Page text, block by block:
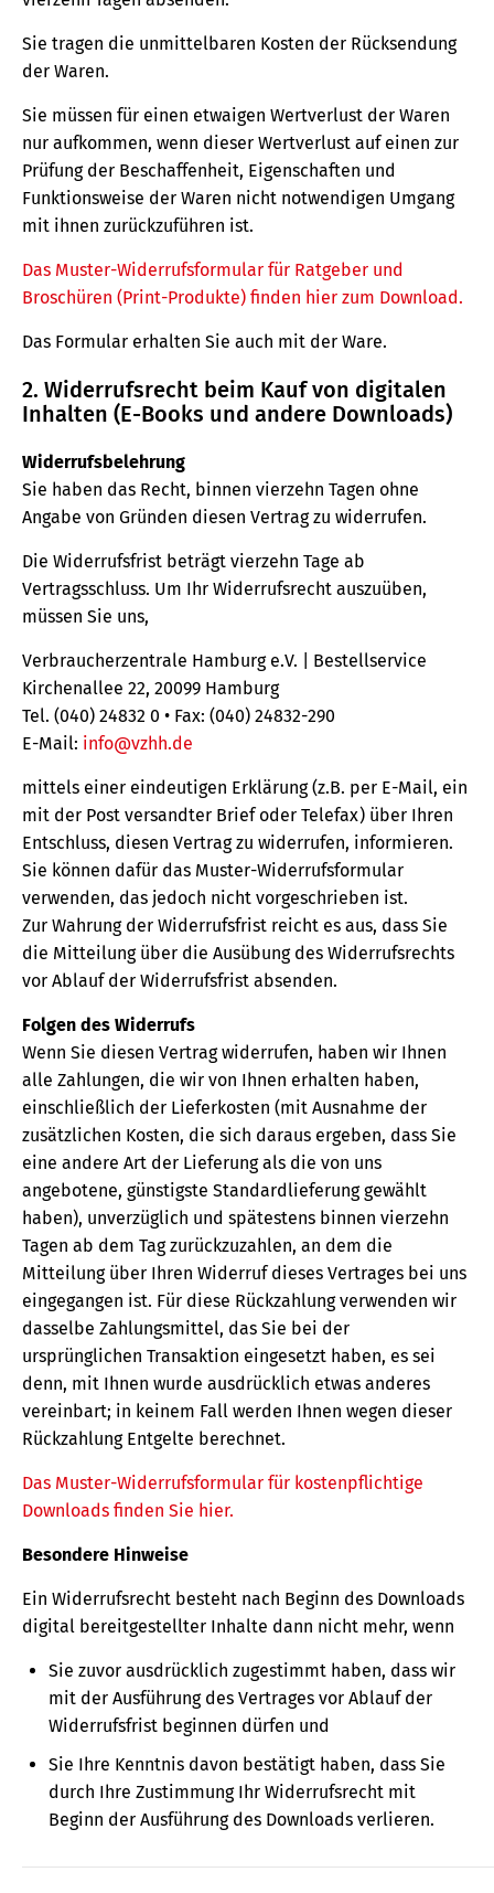
Sie tragen die unmittelbaren Kosten der Rücksendung
der Waren.
Sie müssen für einen etwaigen Wertverlust der Waren
nur aufkommen, wenn dieser Wertverlust auf einen zur
Prüfung der Beschaffenheit, Eigenschaften und
Funktionsweise der Waren nicht notwendigen Umgang
mit ihnen zurückzuführen ist.
Das Muster-Widerrufsformular für Ratgeber und
Broschüren (Print-Produkte) finden hier zum Download.
Das Formular erhalten Sie auch mit der Ware.
2. Widerrufsrecht beim Kauf von digitalen
Inhalten (E-Books und andere Downloads)
Widerrufsbelehrung
Sie haben das Recht, binnen vierzehn Tagen ohne
Angabe von Gründen diesen Vertrag zu widerrufen.
Die Widerrufsfrist beträgt vierzehn Tage ab
Vertragsschluss. Um Ihr Widerrufsrecht auszuüben,
müssen Sie uns,
Verbraucherzentrale Hamburg e.V. | Bestellservice
Kirchenallee 22, 20099 Hamburg
Tel. (040) 24832 0 • Fax: (040) 24832-290
E-Mail: info@vzhh.de
mittels einer eindeutigen Erklärung (z.B. per E-Mail, ein
mit der Post versandter Brief oder Telefax) über Ihren
Entschluss, diesen Vertrag zu widerrufen, informieren.
Sie können dafür das Muster-Widerrufsformular
verwenden, das jedoch nicht vorgeschrieben ist.
Zur Wahrung der Widerrufsfrist reicht es aus, dass Sie
die Mitteilung über die Ausübung des Widerrufsrechts
vor Ablauf der Widerrufsfrist absenden.
Folgen des Widerrufs
Wenn Sie diesen Vertrag widerrufen, haben wir Ihnen
alle Zahlungen, die wir von Ihnen erhalten haben,
einschließlich der Lieferkosten (mit Ausnahme der
zusätzlichen Kosten, die sich daraus ergeben, dass Sie
eine andere Art der Lieferung als die von uns
angebotene, günstigste Standardlieferung gewählt
haben), unverzüglich und spätestens binnen vierzehn
Tagen ab dem Tag zurückzuzahlen, an dem die
Mitteilung über Ihren Widerruf dieses Vertrages bei uns
eingegangen ist. Für diese Rückzahlung verwenden wir
dasselbe Zahlungsmittel, das Sie bei der
ursprünglichen Transaktion eingesetzt haben, es sei
denn, mit Ihnen wurde ausdrücklich etwas anderes
vereinbart; in keinem Fall werden Ihnen wegen dieser
Rückzahlung Entgelte berechnet.
Das Muster-Widerrufsformular für kostenpflichtige
Downloads finden Sie hier.
Besondere Hinweise
Ein Widerrufsrecht besteht nach Beginn des Downloads
digital bereitgestellter Inhalte dann nicht mehr, wenn
Sie zuvor ausdrücklich zugestimmt haben, dass wir
mit der Ausführung des Vertrages vor Ablauf der
Widerrufsfrist beginnen dürfen und
Sie Ihre Kenntnis davon bestätigt haben, dass Sie
durch Ihre Zustimmung Ihr Widerrufsrecht mit
Beginn der Ausführung des Downloads verlieren.